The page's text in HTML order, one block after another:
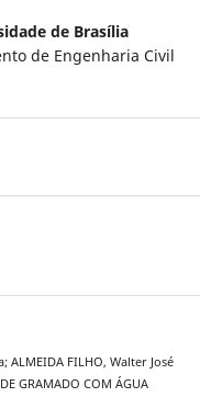
de Brasília
de Engenharia Civil
ALMEIDA FILHO, Walter José
GRAMADO COM ÁGUA